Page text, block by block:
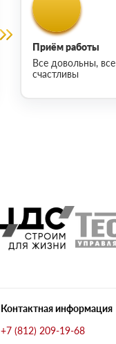
Приём работы
Все довольны, все
счастливы
Контактная информация
+7 (812) 209-19-68